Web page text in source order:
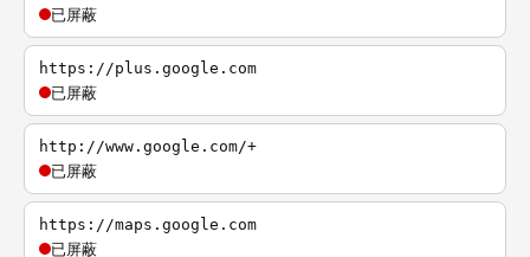
已屏蔽
https://plus.google.com
已屏蔽
http://www.google.com/+
已屏蔽
https://maps.google.com
已屏蔽